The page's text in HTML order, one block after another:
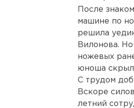
После
машине по
решила
Вилонова.
ножевых
юноша
С трудом
Вскоре
летний